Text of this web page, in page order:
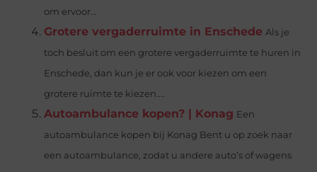
om ervoor...
Grotere vergaderruimte in Enschede Als je
toch besluit om een grotere vergaderruimte te huren in
Enschede, dan kun je er ook voor kiezen om een
grotere ruimte te kiezen....
Autoambulance kopen? | Konag Een
autoambulance kopen bij Konag Bent u op zoek naar
een autoambulance, zodat u andere auto’s of wagens